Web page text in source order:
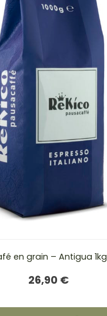
en grain – Antigua 1kg
26,90 €